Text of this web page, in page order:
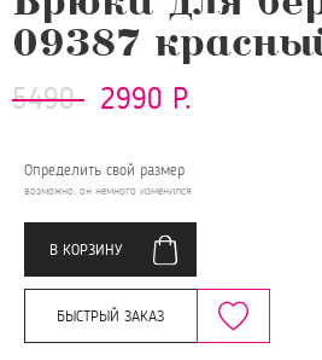
09387
5490 2990 Р.
Определить свой размер
возможно, он немного изменился
В КОРЗИНУ
БЫСТРЫЙ ЗАКАЗ